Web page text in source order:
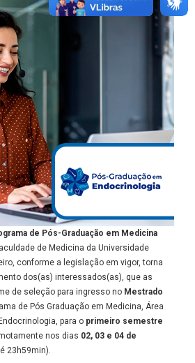
de Pós-Graduação em Medicina
de Medicina da Universidade
conforme a legislação em vigor, torna
dos(as) interessados(as), que as
de seleção para ingresso no Mestrado
de Pós Graduação em Medicina, Área
para o primeiro semestre
nos dias 02, 03 e 04 de
23h59min).